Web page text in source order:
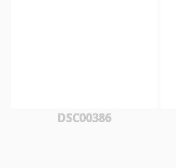
DSC00386